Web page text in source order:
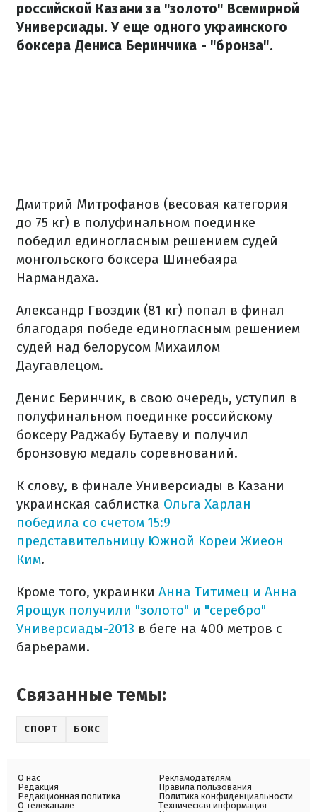
российской Казани за "золото" Всемирной
Универсиады. У еще одного украинского
боксера Дениса Беринчика - "бронза".
Дмитрий Митрофанов (весовая категория
до 75 кг) в полуфинальном поединке
победил единогласным решением судей
монгольского боксера Шинебаяра
Нармандаха.
Александр Гвоздик (81 кг) попал в финал
благодаря победе единогласным решением
судей над белорусом Михаилом
Даугавлецом.
Денис Беринчик, в свою очередь, уступил в
полуфинальном поединке российскому
боксеру Раджабу Бутаеву и получил
бронзовую медаль соревнований.
К слову, в финале Универсиады в Казани
украинская саблистка Ольга Харлан
победила со счетом 15:9
представительницу Южной Кореи Жиеон
Ким.
Кроме того, украинки Анна Титимец и Анна
Ярощук получили "золото" и "серебро"
Универсиады-2013 в беге на 400 метров с
барьерами.
Связанные темы:
СПОРТ БОКС
О нас
Редакция
Редакционная политика
О телеканале
Рекламодателям
Правила пользования
Политика конфиденциальности
Техническая информация